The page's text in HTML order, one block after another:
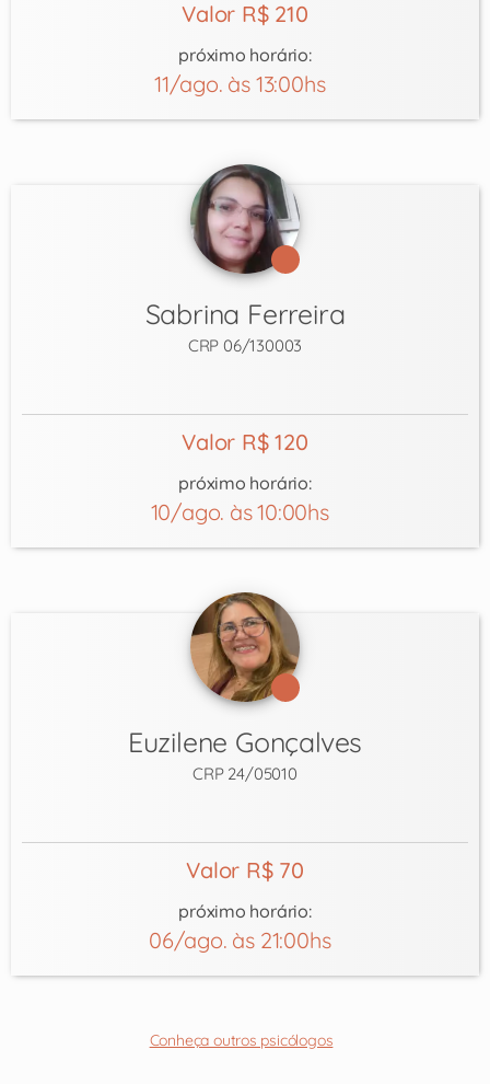
Valor R$ 210
próximo horário:
11/ago. às 13:00hs
Sabrina Ferreira
CRP 06/130003
Valor R$ 120
próximo horário:
10/ago. às 10:00hs
Euzilene Gonçalves
CRP 24/05010
Valor R$ 70
próximo horário:
06/ago. às 21:00hs
Conheça outros psicólogos